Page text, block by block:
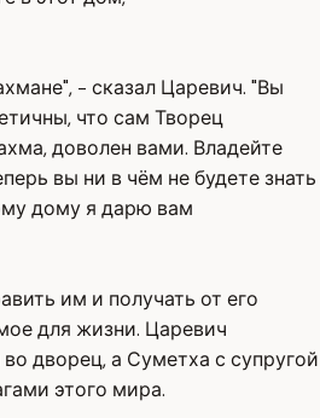
- сказал Царевич. "Вы
что сам Творец
доволен вами. Владейте
вы ни в чём не будете знать
дому я дарю вам
им и получать от его
для жизни. Царевич
дворец, а Суметха с супругой
этого мира.